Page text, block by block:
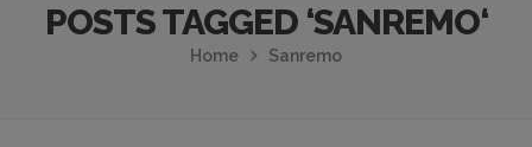
POSTS TAGGED ‘SANREMO‘
Home Sanremo